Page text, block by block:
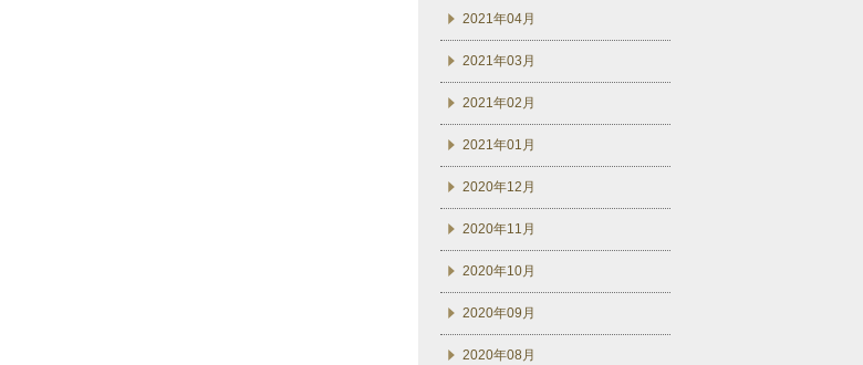
2021年04月
2021年03月
2021年02月
2021年01月
2020年12月
2020年11月
2020年10月
2020年09月
2020年08月